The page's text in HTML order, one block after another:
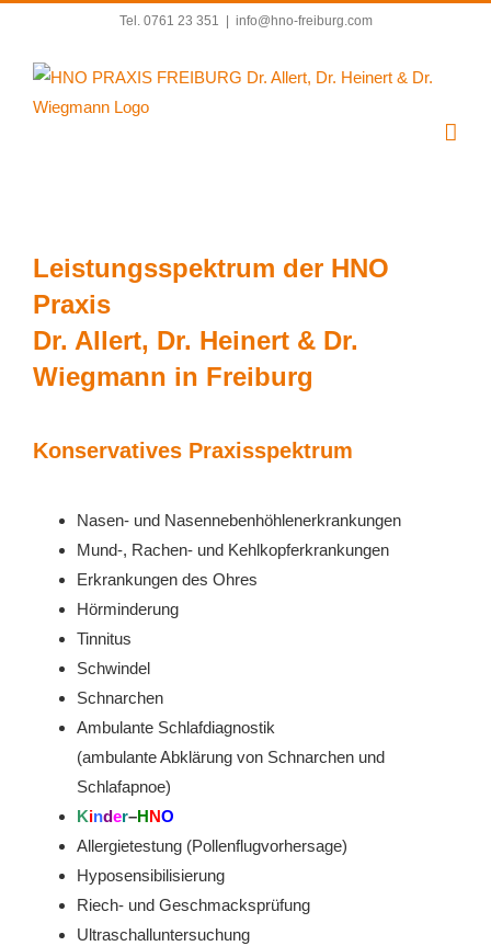
springen
Tel. 0761 23 351 info@hno-freiburg.com
Leistungsspektrum der HNO
Praxis
Dr. Allert, Dr. Heinert & Dr.
Wiegmann in Freiburg
Konservatives Praxisspektrum
Nasen- und Nasennebenhöhlenerkrankungen
Mund-, Rachen- und Kehlkopferkrankungen
Erkrankungen des Ohres
Hörminderung
Tinnitus
Schwindel
Schnarchen
Ambulante Schlafdiagnostik
(ambulante Abklärung von Schnarchen und
Schlafapnoe)
Kinder–H NO
Allergietestung (Pollenflugvorhersage)
Hyposensibilisierung
Riech- und Geschmacksprüfung
Ultraschalluntersuchung